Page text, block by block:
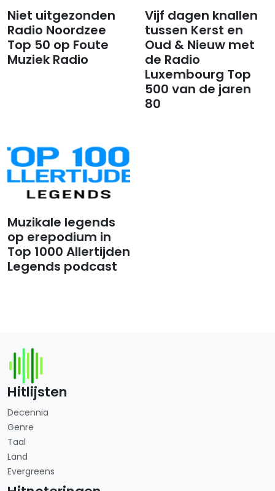
Niet uitgezonden
Radio Noordzee
Top 50 op Foute
Muziek Radio
Vijf dagen knallen
tussen Kerst en
Oud & Nieuw met
de Radio
Luxembourg Top
500 van de jaren
80
​​​​​​​Muzikale legends
op erepodium in
Top 1000 Allertijden
Legends podcast
Hitlijsten
Decennia
Genre
Taal
Land
Evergreens